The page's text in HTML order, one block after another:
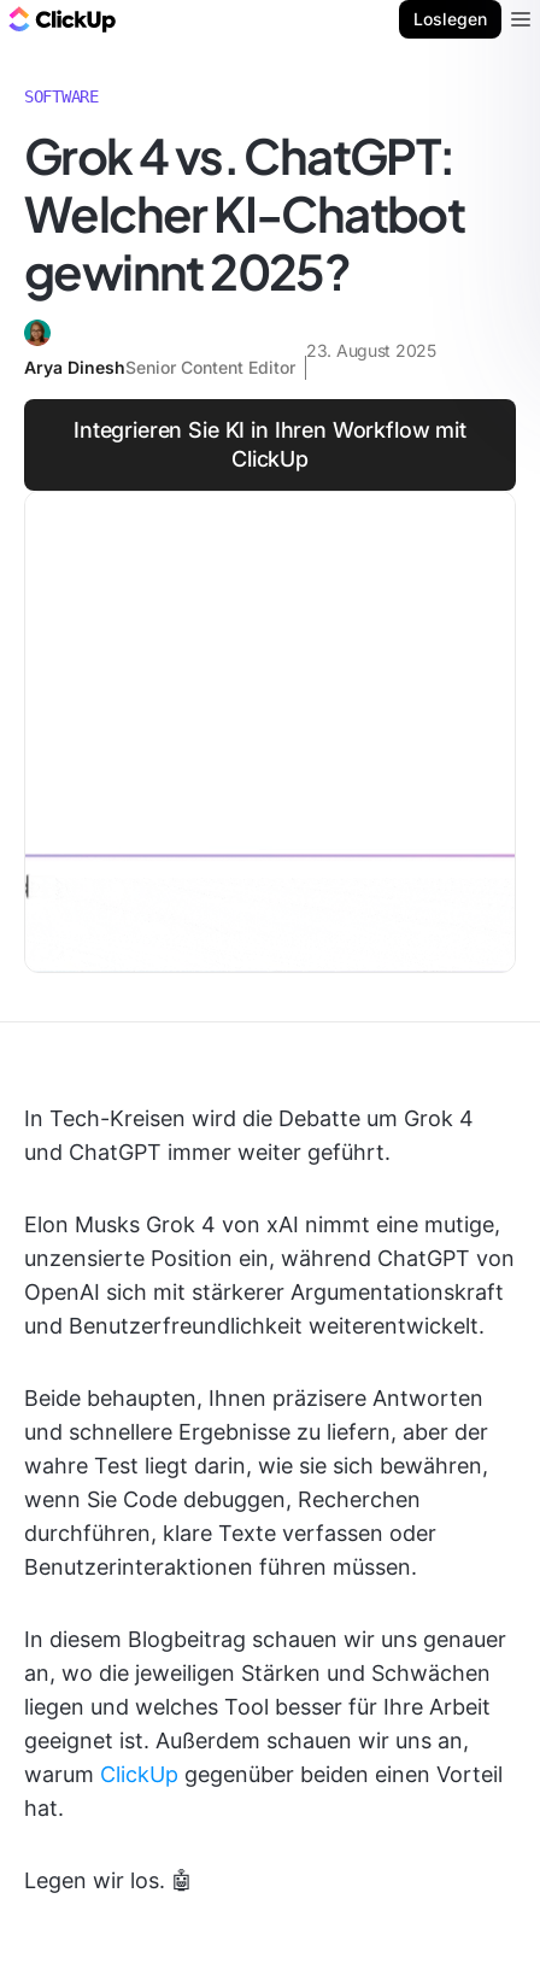
Loslegen
SOFTWARE
Grok 4 vs. ChatGPT:
Welcher KI-Chatbot
gewinnt 2025?
Arya DineshSenior Content Editor
23. August 2025
Integrieren Sie KI in Ihren Workflow mit
ClickUp
In Tech-Kreisen wird die Debatte um Grok 4
und ChatGPT immer weiter geführt.
Elon Musks Grok 4 von xAI nimmt eine mutige,
unzensierte Position ein, während ChatGPT von
OpenAI sich mit stärkerer Argumentationskraft
und Benutzerfreundlichkeit weiterentwickelt.
Beide behaupten, Ihnen präzisere Antworten
und schnellere Ergebnisse zu liefern, aber der
wahre Test liegt darin, wie sie sich bewähren,
wenn Sie Code debuggen, Recherchen
durchführen, klare Texte verfassen oder
Benutzerinteraktionen führen müssen.
In diesem Blogbeitrag schauen wir uns genauer
an, wo die jeweiligen Stärken und Schwächen
liegen und welches Tool besser für Ihre Arbeit
geeignet ist. Außerdem schauen wir uns an,
warum ClickUp gegenüber beiden einen Vorteil
hat.
Legen wir los. 🤖